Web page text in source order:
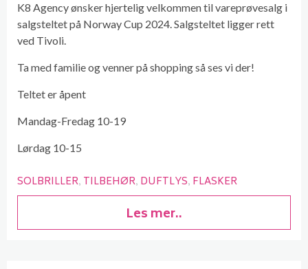
K8 Agency ønsker hjertelig velkommen til vareprøvesalg i
salgsteltet på Norway Cup 2024. Salgsteltet ligger rett
ved Tivoli.
Ta med familie og venner på shopping så ses vi der!
Teltet er åpent
Mandag-Fredag 10-19
Lørdag 10-15
SOLBRILLER TILBEHØR DUFTLYS FLASKER
Les mer..